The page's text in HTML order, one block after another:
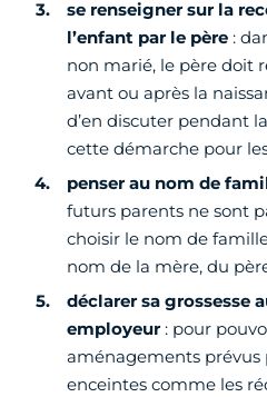
se renseigner sur la
l’enfant par le père :
non marié, le père doit
avant ou après la
d’en discuter pendant
cette démarche pour
penser au nom de
futurs parents ne sont
choisir le nom de
nom de la mère, du
déclarer sa grossesse
employeur : pour
aménagements prévus
enceintes comme les